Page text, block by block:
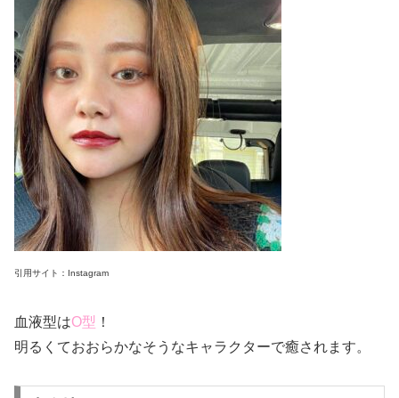
引用サイト：Instagram
血液型はO型 ！
明るくておおらかなそうなキャラクターで癒されます。